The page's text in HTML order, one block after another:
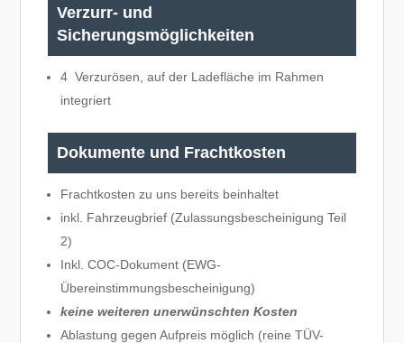
Verzurr- und
Sicherungsmöglichkeiten
4 Verzurösen, auf der Ladefläche im Rahmen
integriert
Dokumente und Frachtkosten
Frachtkosten zu uns bereits beinhaltet
inkl. Fahrzeugbrief (Zulassungsbescheinigung Teil
2)
Inkl. COC-Dokument (EWG-
Übereinstimmungsbescheinigung)
keine weiteren unerwünschten Kosten
Ablastung gegen Aufpreis möglich (reine TÜV-